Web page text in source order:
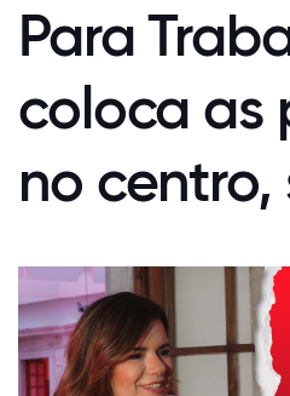
Para
coloca as
no centro,